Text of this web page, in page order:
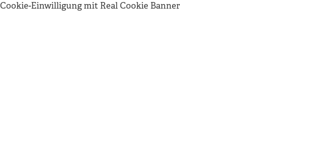
Cookie-Einwilligung mit Real Cookie Banner